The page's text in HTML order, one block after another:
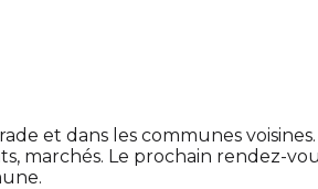
et dans les communes
marchés. Le prochain rendez-